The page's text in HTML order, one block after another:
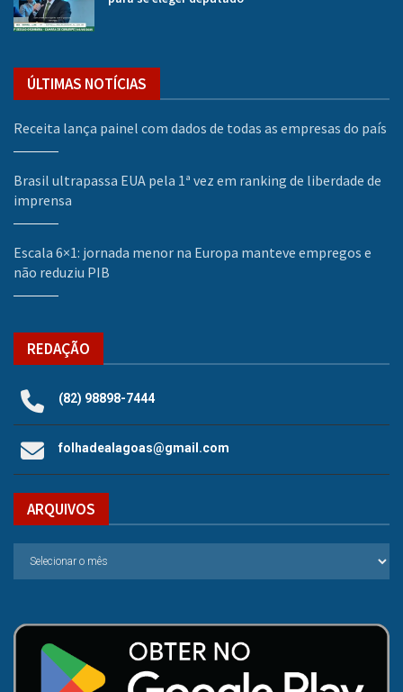
ÚLTIMAS NOTÍCIAS
Receita lança painel com dados de todas as empresas do país
Brasil ultrapassa EUA pela 1ª vez em ranking de liberdade de
imprensa
Escala 6×1: jornada menor na Europa manteve empregos e
não reduziu PIB
REDAÇÃO
(82) 98898-7444
folhadealagoas@gmail.com
ARQUIVOS